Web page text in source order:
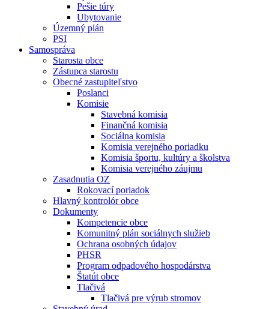
Pešie túry
Ubytovanie
Územný plán
PSI
Samospráva
Starosta obce
Zástupca starostu
Obecné zastupiteľstvo
Poslanci
Komisie
Stavebná komisia
Finančná komisia
Sociálna komisia
Komisia verejného poriadku
Komisia športu, kultúry a školstva
Komisia verejného záujmu
Zasadnutia OZ
Rokovací poriadok
Hlavný kontrolór obce
Dokumenty
Kompetencie obce
Komunitný plán sociálnych služieb
Ochrana osobných údajov
PHSR
Program odpadového hospodárstva
Štatút obce
Tlačivá
Tlačivá pre výrub stromov